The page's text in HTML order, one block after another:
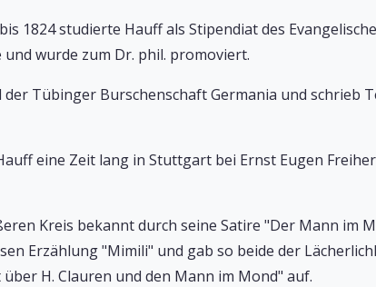
1824 studierte Hauff als Stipendiat des
wurde zum Dr. phil. promoviert.
Tübinger Burschenschaft Germania und schrieb
eine Zeit lang in Stuttgart bei Ernst Eugen
Kreis bekannt durch seine Satire "Der Mann im
Erzählung "Mimili" und gab so beide der
H. Clauren und den Mann im Mond" auf.